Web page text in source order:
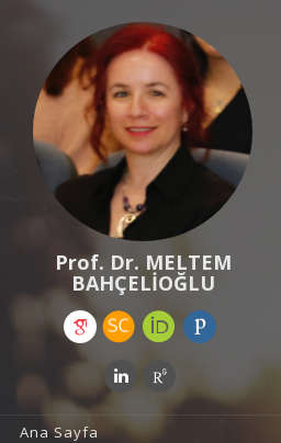
Prof. Dr. MELTEM
BAHÇELİOĞLU
Ana Sayfa